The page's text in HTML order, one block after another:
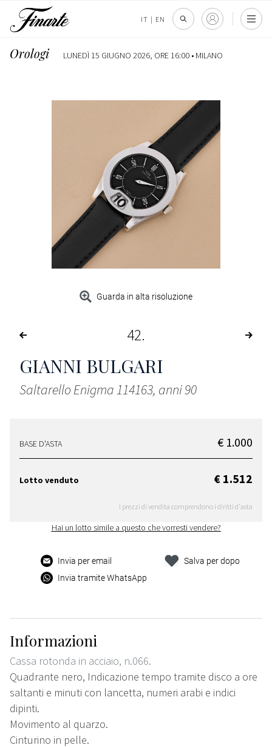
IT | EN
Orologi LUNEDÌ 15 GIUGNO 2026, ORE 16:00 • MILANO
Guarda in alta risoluzione
42
GIANNI BULGARI
Saltarello Enigma 114163, anni 90
BASE D'ASTA € 1.000
Lotto venduto € 1.512
I prezzi di vendita comprendono i diritti d'asta
Hai un lotto simile a questo che vorresti vendere?
Invia per email
Invia tramite WhatsApp
Salva per dopo
Informazioni
Cassa rotonda in acciaio, n.066.
Quadrante nero, Indicazione tempo tramite disco a ore
saltanti e minuti con lancetta, numeri arabi e indici
dipinti.
Movimento al quarzo.
Cinturino in pelle.